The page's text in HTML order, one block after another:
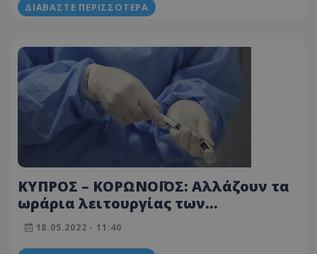
ΔΙΑΒΆΣΤΕ ΠΕΡΙΣΣΌΤΕΡΑ
ΚΥΠΡΟΣ – ΚΟΡΩΝΟΪΟΣ: Αλλάζουν τα
ωράρια λειτουργίας των
Εμβολιαστικών Κέντρων - Όλες οι
18.05.2022 - 11:40